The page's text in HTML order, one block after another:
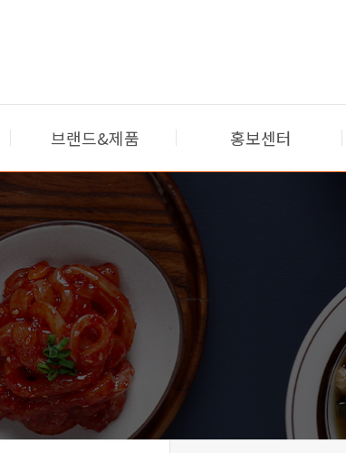
브랜드&제품 홍보센터